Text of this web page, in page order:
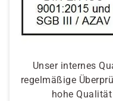
Unser internes
regelmäßige
hohe